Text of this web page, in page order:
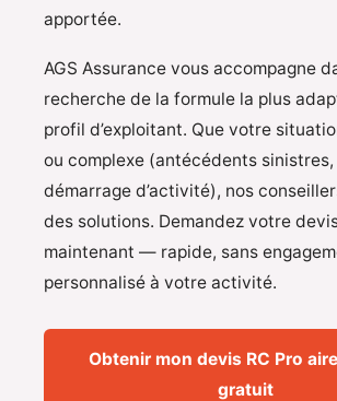
apportée.
AGS Assurance vous accompagne
recherche de la formule la plus
profil d’exploitant. Que votre
ou complexe (antécédents
démarrage d’activité), nos
des solutions. Demandez votre
maintenant — rapide, sans
personnalisé à votre activité.
Obtenir mon devis RC Pro
gratuit